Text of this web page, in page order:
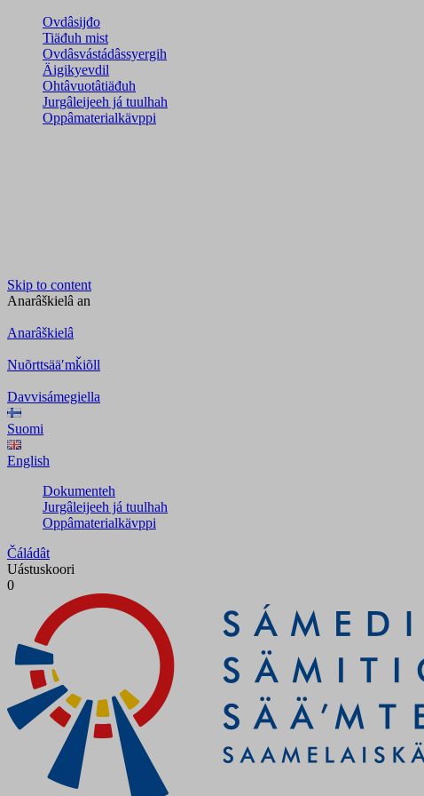
Ovdâsijđo
Tiäđuh mist
Ovdâsvástádâssyergih
Äigikyevdil
Ohtâvuotâtiäđuh
Jurgâleijeeh já tuulhah
Oppâmaterialkävppi
Skip to content
Anarâškielâ an
Anarâškielâ
Nuõrttsääʹmǩiõll
Davvisámegiella
Suomi
English
Dokumenteh
Jurgâleijeeh já tuulhah
Oppâmaterialkävppi
Čáládât
Uástuskoori
0